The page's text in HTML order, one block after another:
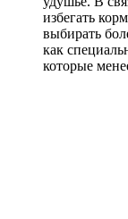
избегать
выбирать
как
которые